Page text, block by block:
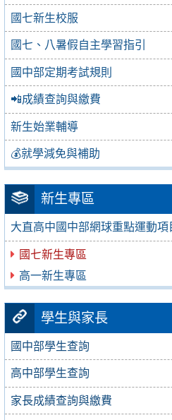
國七新生校服
國七、八暑假自主學習指引
國中部定期考試規則
📲成績查詢與繳費
新生始業輔導
💰就學減免與補助
新生專區
大直高中國中部網球重點運動
國七新生專區
高一新生專區
學生與家長
國中部學生查詢
高中部學生查詢
家長成績查詢與繳費